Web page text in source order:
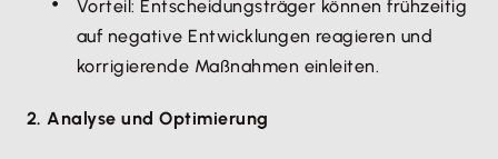
Vorteil: Entscheidungsträger können frühzeitig
auf negative Entwicklungen reagieren und
korrigierende Maßnahmen einleiten.
2. Analyse und Optimierung